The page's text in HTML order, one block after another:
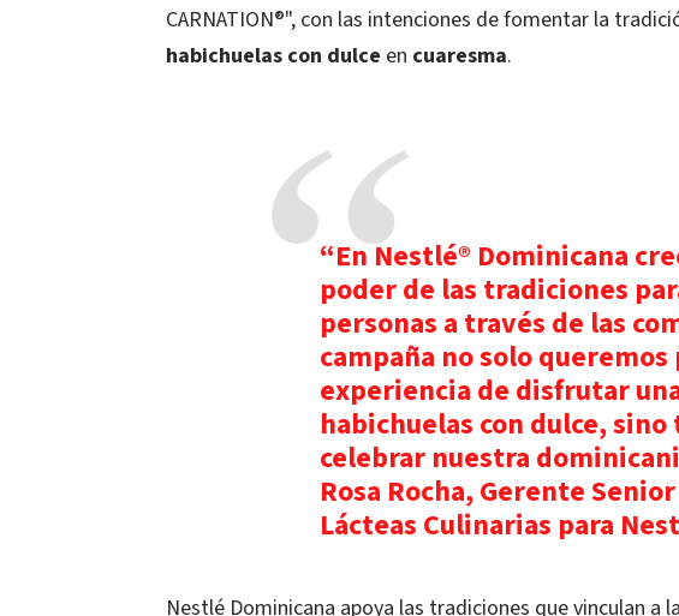
CARNATION®", con las intenciones de fomentar la
habichuelas con dulce en cuaresma.
“En Nestlé® Dominicana
poder de las tradiciones
personas a través de las
campaña no solo
experiencia de disfrutar
habichuelas con dulce,
celebrar nuestra
Rosa Rocha, Gerente
Lácteas Culinarias para
Nestlé Dominicana apoya las tradiciones que vinculan a